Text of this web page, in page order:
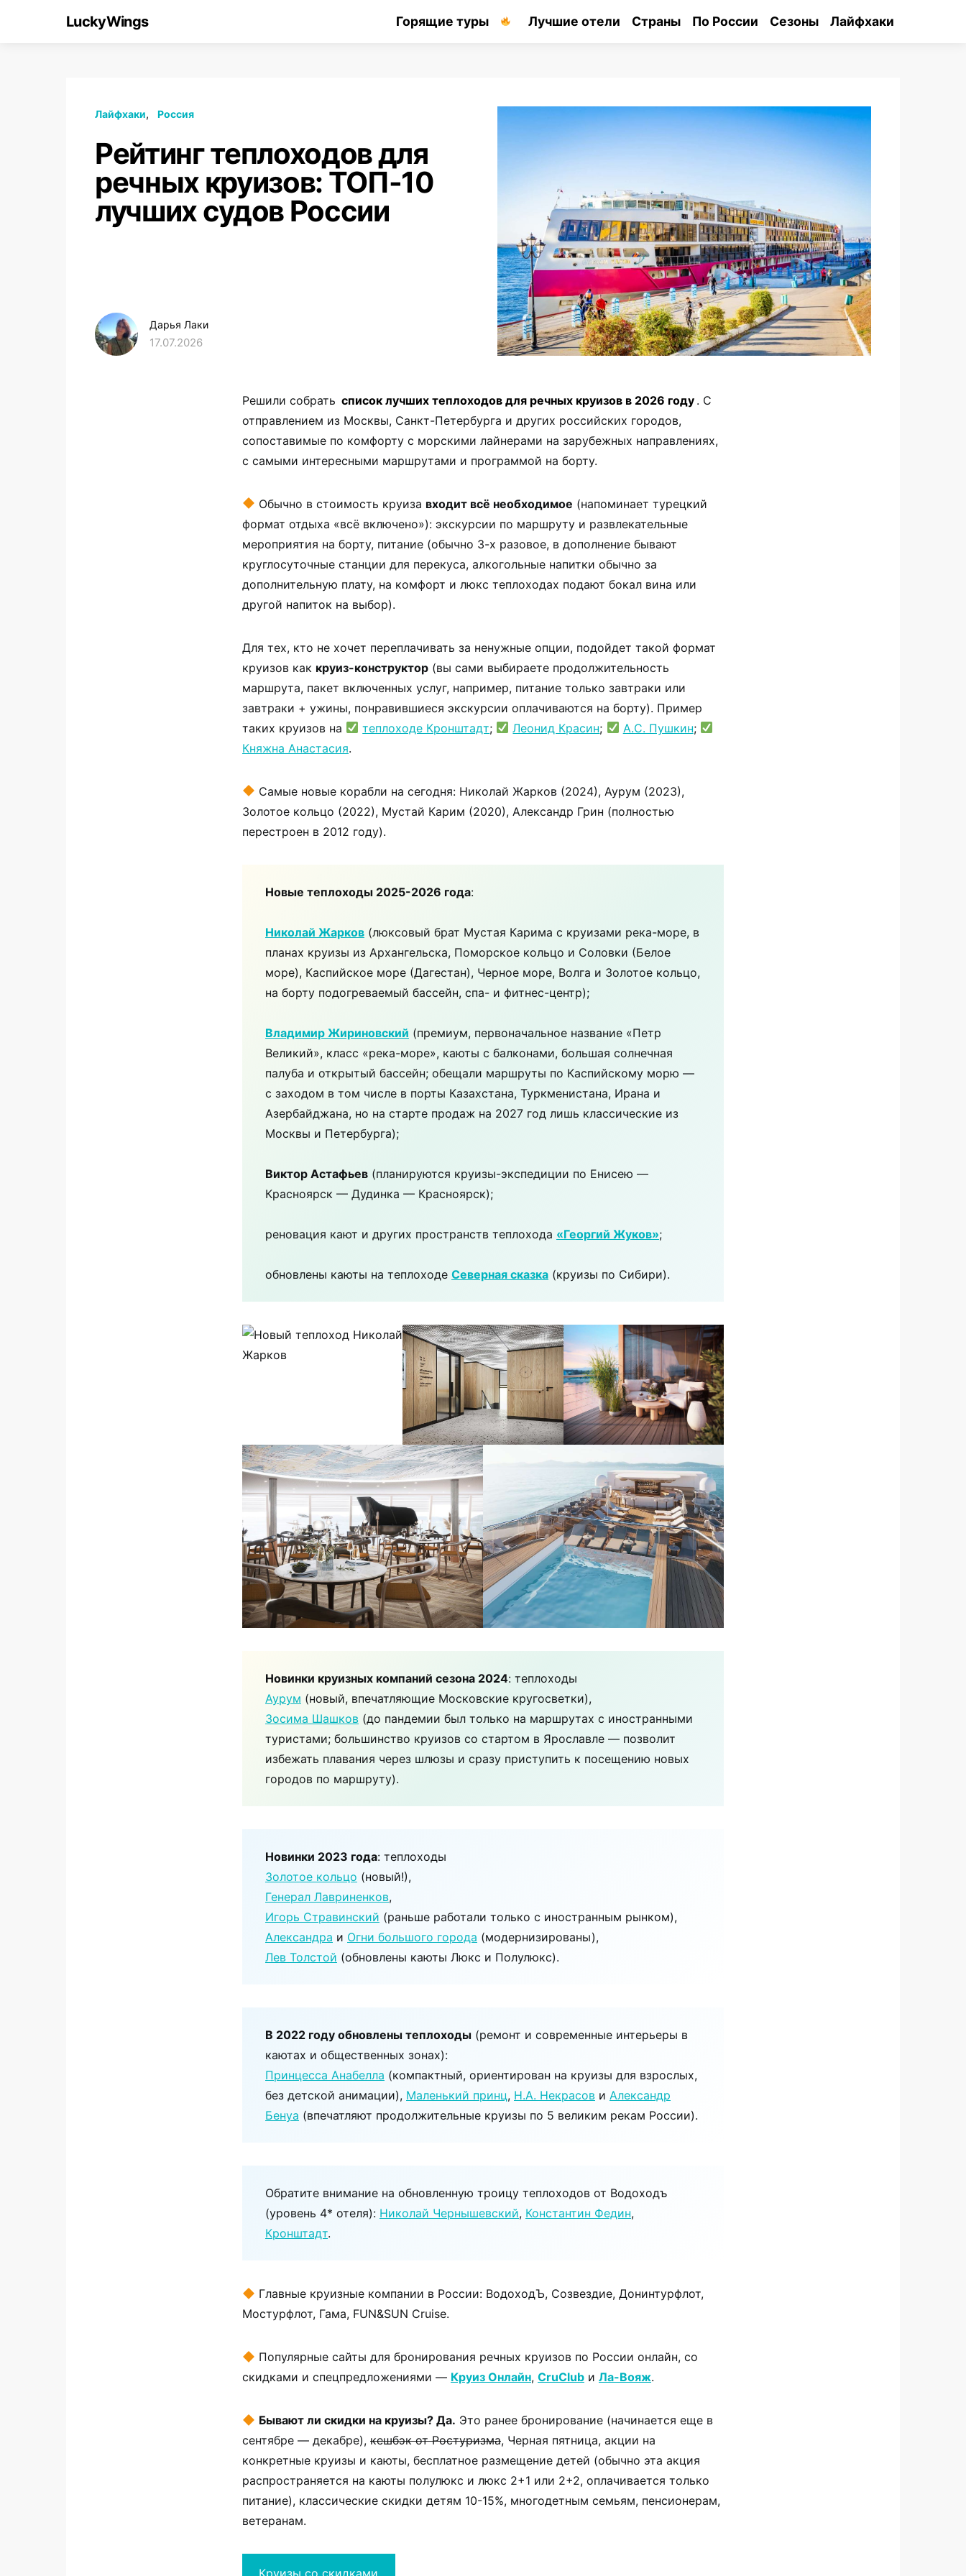
LuckyWings Горящие туры Лучшие отели Страны По России Сезоны Лайфхаки
Лайфхаки Россия
Рейтинг теплоходов для
речных круизов: ТОП-10
лучших судов России
Дарья Лаки
17.07.2026
Решили собрать список лучших теплоходов для речных круизов в 2026 году . С
отправлением из Москвы, Санкт-Петербурга и других российских городов,
сопоставимые по комфорту с морскими лайнерами на зарубежных направлениях,
с самыми интересными маршрутами и программой на борту.
Обычно в стоимость круиза входит всё необходимое (напоминает турецкий
формат отдыха «всё включено»): экскурсии по маршруту и развлекательные
мероприятия на борту, питание (обычно 3-х разовое, в дополнение бывают
круглосуточные станции для перекуса, алкогольные напитки обычно за
дополнительную плату, на комфорт и люкс теплоходах подают бокал вина или
другой напиток на выбор).
Для тех, кто не хочет переплачивать за ненужные опции, подойдет такой формат
круизов как круиз-конструктор (вы сами выбираете продолжительность
маршрута, пакет включенных услуг, например, питание только завтраки или
завтраки + ужины, понравившиеся экскурсии оплачиваются на борту). Пример
таких круизов на
теплоходе Кронштадт; Леонид Красин; А.С. Пушкин;
Княжна Анастасия.
Самые новые корабли на сегодня: Николай Жарков (2024), Аурум (2023),
Золотое кольцо (2022), Мустай Карим (2020), Александр Грин (полностью
перестроен в 2012 году).
Новые теплоходы 2025-2026 года:
Николай Жарков (люксовый брат Мустая Карима с круизами река-море, в
планах круизы из Архангельска, Поморское кольцо и Соловки (Белое
море), Каспийское море (Дагестан), Черное море, Волга и Золотое кольцо,
на борту подогреваемый бассейн, спа- и фитнес-центр);
Владимир Жириновский (премиум, первоначальное название «Петр
Великий», класс «река-море», каюты с балконами, большая солнечная
палуба и открытый бассейн; обещали маршруты по Каспийскому морю —
с заходом в том числе в порты Казахстана, Туркменистана, Ирана и
Азербайджана, но на старте продаж на 2027 год лишь классические из
Москвы и Петербурга);
Виктор Астафьев (планируются круизы-экспедиции по Енисею —
Красноярск — Дудинка — Красноярск);
реновация кают и других пространств теплохода «Георгий Жуков»;
обновлены каюты на теплоходе Северная сказка (круизы по Сибири).
Новинки круизных компаний сезона 2024: теплоходы
Аурум (новый, впечатляющие Московские кругосветки),
Зосима Шашков (до пандемии был только на маршрутах с иностранными
туристами; большинство круизов со стартом в Ярославле — позволит
избежать плавания через шлюзы и сразу приступить к посещению новых
городов по маршруту).
Новинки 2023 года: теплоходы
Золотое кольцо (новый!),
Генерал Лавриненков,
Игорь Стравинский (раньше работали только с иностранным рынком),
Александра и Огни большого города (модернизированы),
Лев Толстой (обновлены каюты Люкс и Полулюкс).
В 2022 году обновлены теплоходы (ремонт и современные интерьеры в
каютах и общественных зонах):
Принцесса Анабелла (компактный, ориентирован на круизы для взрослых,
без детской анимации), Маленький принц, Н.А. Некрасов и Александр
Бенуа (впечатляют продолжительные круизы по 5 великим рекам России).
Обратите внимание на обновленную троицу теплоходов от Водоходъ
(уровень 4* отеля): Николай Чернышевский, Константин Федин,
Кронштадт.
Главные круизные компании в России: ВодоходЪ, Созвездие, Донинтурфлот,
Мостурфлот, Гама, FUN&SUN Cruise.
Популярные сайты для бронирования речных круизов по России онлайн, со
скидками и спецпредложениями — Круиз Онлайн, CruClub и Ла-Вояж.
Бывают ли скидки на круизы? Да. Это ранее бронирование (начинается еще в
сентябре — декабре), кешбэк от Ростуризма, Черная пятница, акции на
конкретные круизы и каюты, бесплатное размещение детей (обычно эта акция
распространяется на каюты полулюкс и люкс 2+1 или 2+2, оплачивается только
питание), классические скидки детям 10-15%, многодетным семьям, пенсионерам,
ветеранам.
Круизы со скидками